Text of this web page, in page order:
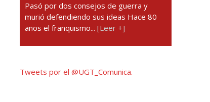
Pasó por dos consejos de guerra y
murió defendiendo sus ideas Hace 80
años el franquismo...[Leer +]
Tweets por el @UGT_Comunica.